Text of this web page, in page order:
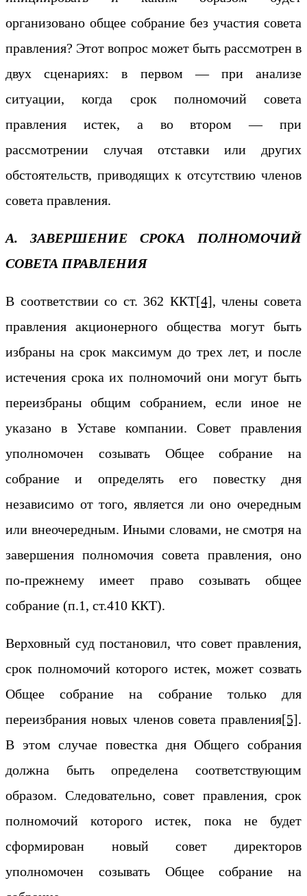
организовано общее собрание без участия совета
правления? Этот вопрос может быть рассмотрен в
двух сценариях: в первом — при анализе
ситуации, когда срок полномочий совета
правления истек, а во втором — при
рассмотрении случая отставки или других
обстоятельств, приводящих к отсутствию членов
совета правления.
А. ЗАВЕРШЕНИЕ СРОКА ПОЛНОМОЧИЙ
СОВЕТА ПРАВЛЕНИЯ
В соответствии со ст. 362 ККТ[4], члены совета
правления акционерного общества могут быть
избраны на срок максимум до трех лет, и после
истечения срока их полномочий они могут быть
переизбраны общим собранием, если иное не
указано в Уставе компании. Совет правления
уполномочен созывать Общее собрание на
собрание и определять его повестку дня
независимо от того, является ли оно очередным
или внеочередным. Иными словами, не смотря на
завершения полномочия совета правления, оно
по-прежнему имеет право созывать общее
собрание (п.1, ст.410 ККТ).
Верховный суд постановил, что совет правления,
срок полномочий которого истек, может созвать
Общее собрание на собрание только для
переизбрания новых членов совета правления[5].
В этом случае повестка дня Общего собрания
должна быть определена соответствующим
образом. Следовательно, совет правления, срок
полномочий которого истек, пока не будет
сформирован новый совет директоров
уполномочен созывать Общее собрание на